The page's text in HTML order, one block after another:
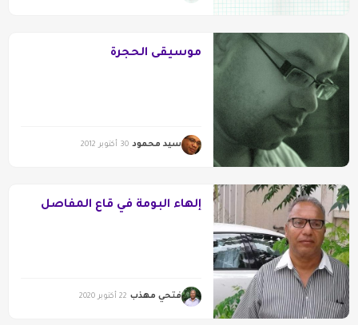
موسيقى الحجرة
سيد محمود 30 أكتوبر 2012
إلهاء البومة في قاع المفاصل
فتحي مهذب 22 أكتوبر 2020